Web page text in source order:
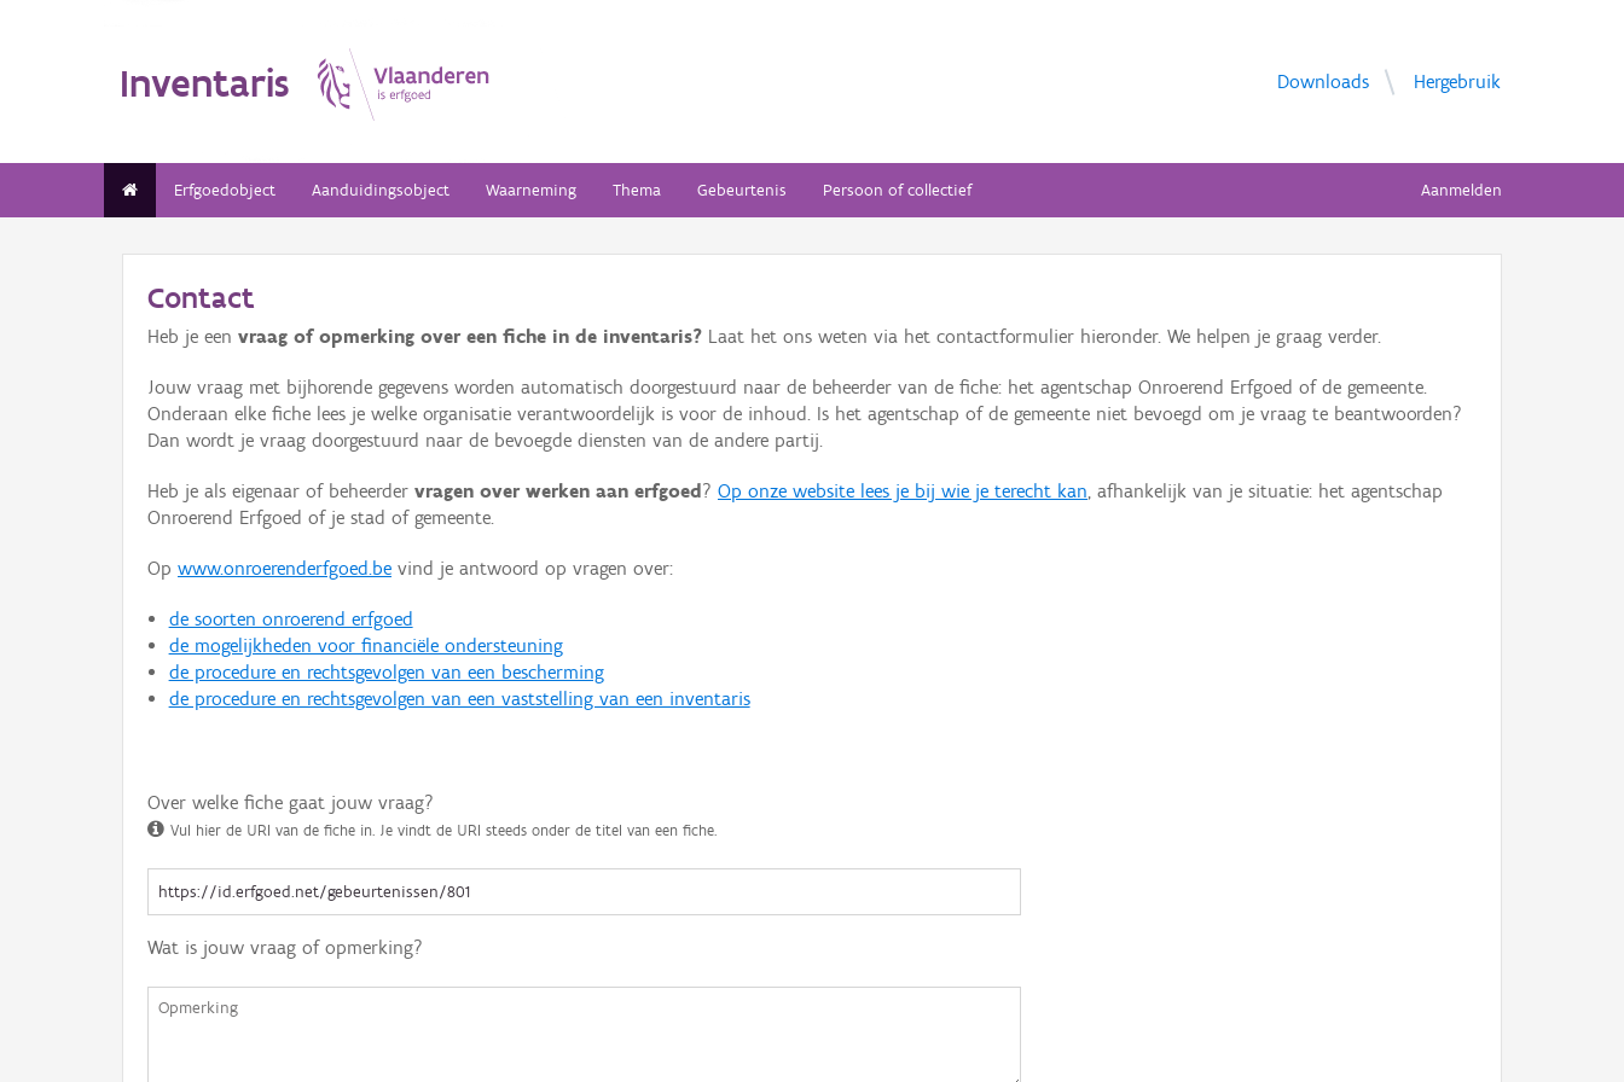
Inventaris Downloads Hergebruik
Erfgoedobject Aanduidingsobject Waarneming Thema Gebeurtenis Persoon of collectief Aanmelden
Contact
Heb je een vraag of opmerking over een fiche in de inventaris? Laat het ons weten via het contactformulier hieronder. We helpen je graag verder.
Jouw vraag met bijhorende gegevens worden automatisch doorgestuurd naar de beheerder van de fiche: het agentschap Onroerend Erfgoed of de gemeente.
Onderaan elke fiche lees je welke organisatie verantwoordelijk is voor de inhoud. Is het agentschap of de gemeente niet bevoegd om je vraag te beantwoorden?
Dan wordt je vraag doorgestuurd naar de bevoegde diensten van de andere partij.
Heb je als eigenaar of beheerder vragen over werken aan erfgoed ? Op onze website lees je bij wie je terecht kan, afhankelijk van je situatie: het agentschap
Onroerend Erfgoed of je stad of gemeente.
Op www.onroerenderfgoed.be vind je antwoord op vragen over:
de soorten onroerend erfgoed
de mogelijkheden voor financiële ondersteuning
de procedure en rechtsgevolgen van een bescherming
de procedure en rechtsgevolgen van een vaststelling van een inventaris
Over welke fiche gaat jouw vraag?
Vul hier de URI van de fiche in. Je vindt de URI steeds onder de titel van een fiche.
Wat is jouw vraag of opmerking?